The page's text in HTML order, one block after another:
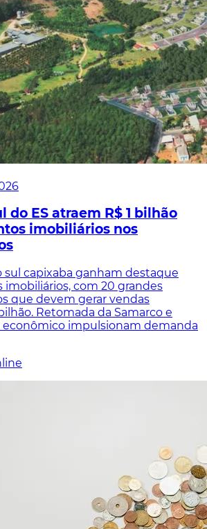
do ES atraem R$ 1 bilhão
imobiliários nos
sul capixaba ganham destaque
imobiliários, com 20 grandes
que devem gerar vendas
Retomada da Samarco e
impulsionam demanda